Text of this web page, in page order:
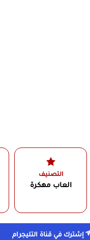
التصنيف
العاب مهكرة
إشترك في قناة التليجرام